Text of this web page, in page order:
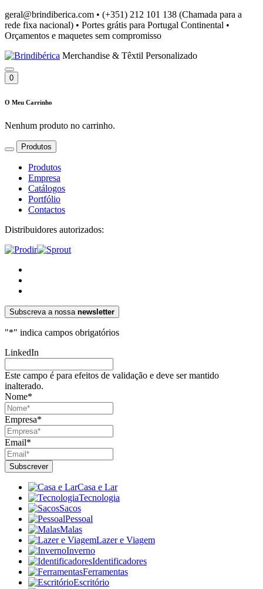
geral@brindiberica.com • (+351) 212 101 138 (Chamada para a
rede fixa nacional) • Portes grátis para Portugal Continental •
Orçamentos e maquetes sem compromisso
Merchandise & Têxtil Personalizado
0
O Meu Carrinho
Nenhum produto no carrinho.
Produtos
Produtos
Empresa
Catálogos
Portfólio
Contactos
Distribuidores autorizados:
Subscreva a nossa newsletter
"*" indica campos obrigatórios
LinkedIn
Este campo é para efeitos de validação e deve ser mantido
inalterado.
Nome*
Empresa*
Email*
Casa e Lar
Tecnologia
Sacos
Pessoal
Malas
Lazer e Viagem
Inverno
Identificadores
Ferramentas
Escritório